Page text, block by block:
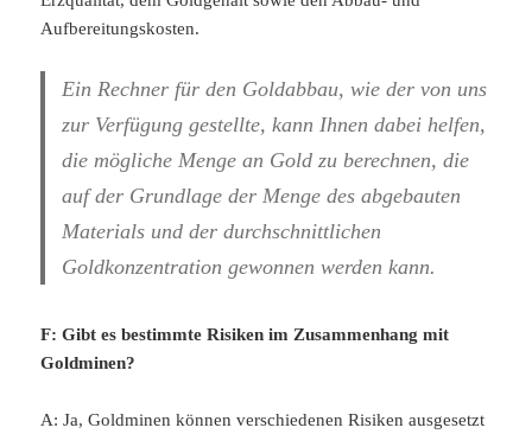
Aufbereitungskosten.
Ein Rechner für den Goldabbau, wie der von uns
zur Verfügung gestellte, kann Ihnen dabei helfen,
die mögliche Menge an Gold zu berechnen, die
auf der Grundlage der Menge des abgebauten
Materials und der durchschnittlichen
Goldkonzentration gewonnen werden kann.
F: Gibt es bestimmte Risiken im Zusammenhang mit
Goldminen?
A: Ja, Goldminen können verschiedenen Risiken ausgesetzt